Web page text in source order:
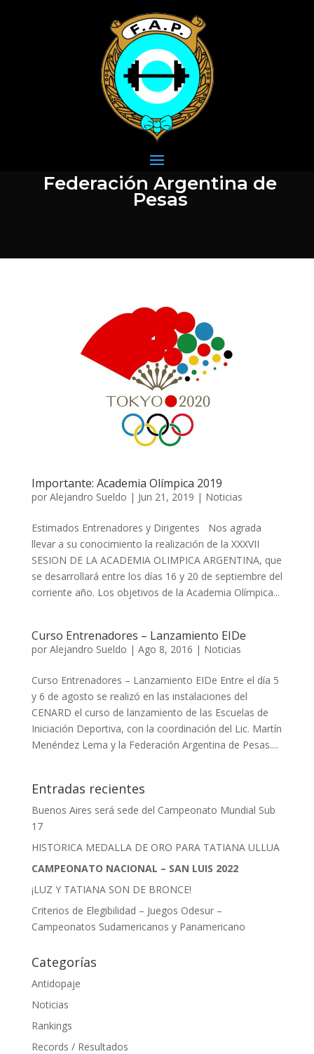
Federación Argentina de
Pesas
Importante: Academia Olímpica 2019
por Alejandro Sueldo | Jun 21, 2019 | Noticias
Estimados Entrenadores y Dirigentes Nos agrada
llevar a su conocimiento la realización de la XXXVII
SESION DE LA ACADEMIA OLIMPICA ARGENTINA, que
se desarrollará entre los días 16 y 20 de septiembre del
corriente año. Los objetivos de la Academia Olímpica...
Curso Entrenadores – Lanzamiento EIDe
por Alejandro Sueldo | Ago 8, 2016 | Noticias
Curso Entrenadores – Lanzamiento EIDe Entre el día 5
y 6 de agosto se realizó en las instalaciones del
CENARD el curso de lanzamiento de las Escuelas de
Iniciación Deportiva, con la coordinación del Lic. Martín
Menéndez Lema y la Federación Argentina de Pesas....
Entradas recientes
Buenos Aires será sede del Campeonato Mundial Sub
17
HISTORICA MEDALLA DE ORO PARA TATIANA ULLUA
CAMPEONATO NACIONAL – SAN LUIS 2022
¡LUZ Y TATIANA SON DE BRONCE!
Criterios de Elegibilidad – Juegos Odesur –
Campeonatos Sudamericanos y Panamericano
Categorías
Antidopaje
Noticias
Rankings
Records / Resultados